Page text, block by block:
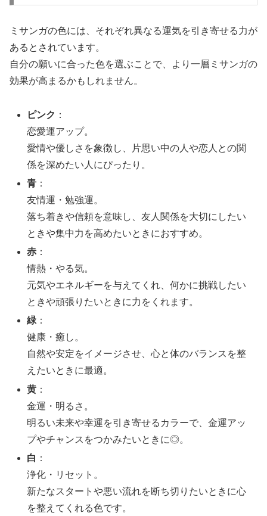
ミサンガの色には、それぞれ異なる運気を引き寄せる力が
あるとされています。
自分の願いに合った色を選ぶことで、より一層ミサンガの
効果が高まるかもしれません。
ピンク ：
恋愛運アップ。
愛情や優しさを象徴し、片思い中の人や恋人との関
係を深めたい人にぴったり。
青 ：
友情運・勉強運。
落ち着きや信頼を意味し、友人関係を大切にしたい
ときや集中力を高めたいときにおすすめ。
赤 ：
情熱・やる気。
元気やエネルギーを与えてくれ、何かに挑戦したい
ときや頑張りたいときに力をくれます。
緑 ：
健康・癒し。
自然や安定をイメージさせ、心と体のバランスを整
えたいときに最適。
黄 ：
金運・明るさ。
明るい未来や幸運を引き寄せるカラーで、金運アッ
プやチャンスをつかみたいときに◎。
白 ：
浄化・リセット。
新たなスタートや悪い流れを断ち切りたいときに心
を整えてくれる色です。